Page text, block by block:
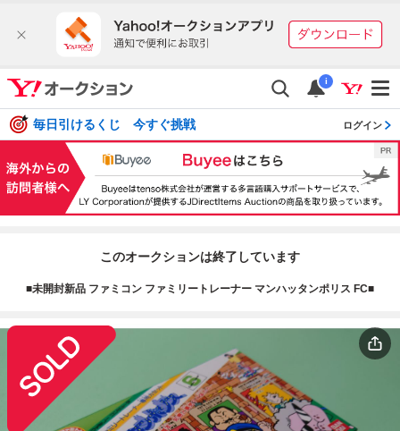
i
毎日引けるくじ 今すぐ挑戦 ログイン
このオークションは終了しています
■未開封新品 ファミコン ファミリートレーナー マンハッタンポリス FC■